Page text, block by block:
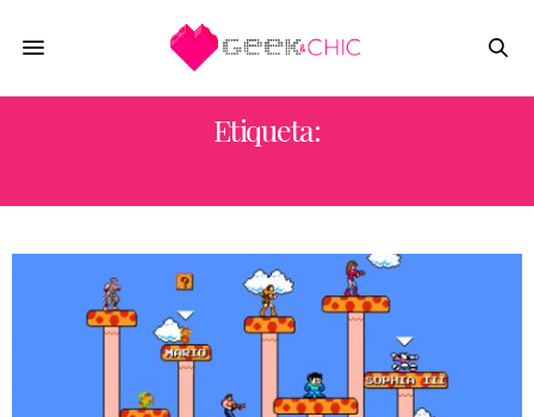
Etiqueta: